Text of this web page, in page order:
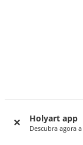
Holyart app
Descubra agora